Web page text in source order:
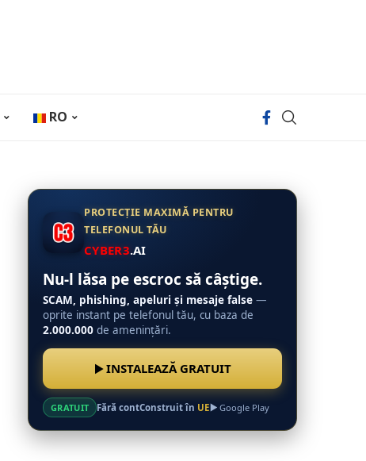
RO
PROTECȚIE MAXIMĂ PENTRU
TELEFONUL TĂU
CYBER3.AI
Nu-l lăsa pe escroc să câștige.
SCAM, phishing, apeluri și mesaje false —
oprite instant pe telefonul tău, cu baza de
2.000.000 de amenințări.
INSTALEAZĂ GRATUIT
GRATUIT Fără contConstruit în UE Google Play